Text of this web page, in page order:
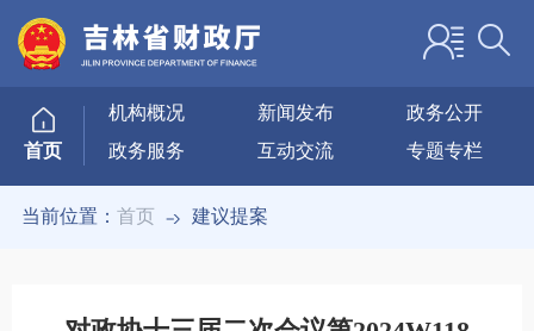
首页
机构概况 新闻发布
政务公开
政务服务
互动交流 专题专栏
当前位置：首页 建议提案